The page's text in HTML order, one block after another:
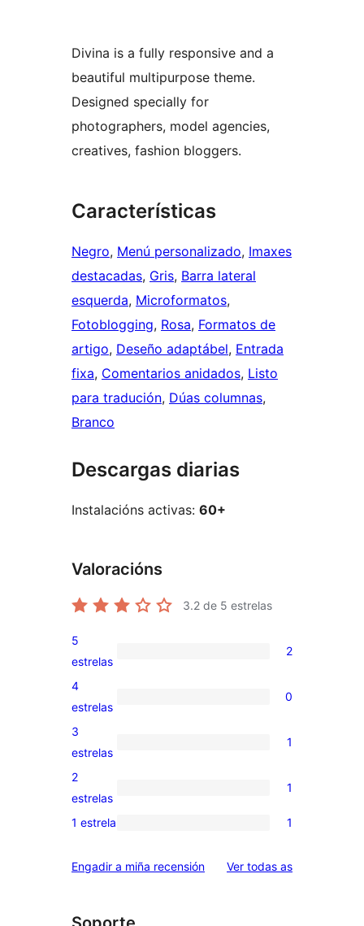
Divina is a fully responsive and a
beautiful multipurpose theme.
Designed specially for
photographers, model agencies,
creatives, fashion bloggers.
Características
Negro, Menú personalizado, Imaxes
destacadas, Gris, Barra lateral
esquerda, Microformatos
Fotoblogging, Rosa, Formatos de
artigo, Deseño adaptábel, Entrada
fixa, Comentarios anidados, Listo
para tradución, Dúas columnas
Branco
Descargas diarias
Instalacións activas: 60+
Valoracións
3.2 de 5 estrelas
2
valoracións
de
5
estrelas
2
0
valoracións
de
4
estrelas
0
1
valoración
de
3
estrelas
1
1
valoración
2
2
estrelas
1
1
de
estrelas
1 estrela 1
Engadir a miña recensión Ver todas asvaloracións